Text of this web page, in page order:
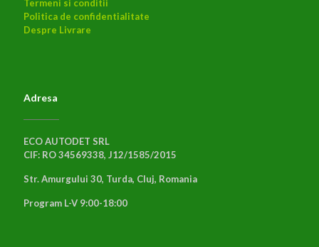
Termeni si conditii
Politica de confidentialitate
Despre Livrare
Adresa
ECO AUTODET SRL
CIF: RO 34569338, J12/1585/2015
Str. Amurgului 30, Turda, Cluj, Romania
Program L-V 9:00-18:00